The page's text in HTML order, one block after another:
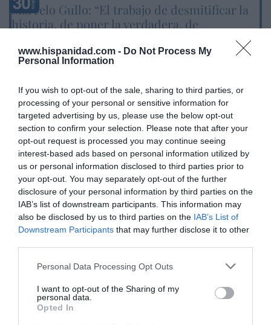
www.hispanidad.com - Do Not Process My
Personal Information
If you wish to opt-out of the sale, sharing to third parties, or
processing of your personal or sensitive information for
targeted advertising by us, please use the below opt-out
section to confirm your selection. Please note that after your
opt-out request is processed you may continue seeing
interest-based ads based on personal information utilized by
us or personal information disclosed to third parties prior to
your opt-out. You may separately opt-out of the further
disclosure of your personal information by third parties on the
IAB’s list of downstream participants. This information may
also be disclosed by us to third parties on the IAB’s List of
Downstream Participants that may further disclose it to other
Personal Data Processing Opt Outs
I want to opt-out of the Sharing of my
personal data.
Opted In
Marcelo Gullo: “El trabajo de desmitificar la
historia, de poner la verdadera, de
cristiano"
Artículos anteriores
DIARIO DE LA CORRUPCIÓN SANCHISTA
Diario de la corrupción sanchista. Hazte
Oír se manifiesta delante de La Mareta:
“Pedro Sánchez es un criminal”
por Redacción
Artículos anteriores
Opinión
Enormes minucias
por Eulogio López